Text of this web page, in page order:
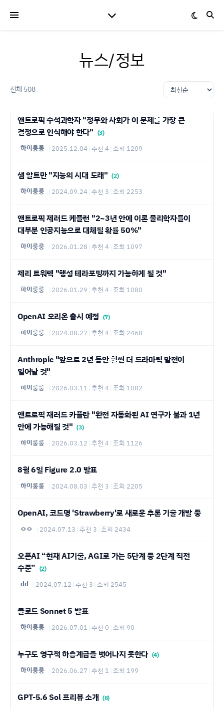
뉴스/정보
전체 508
앤트로픽 수석과학자 "정부와 사회가 이 문제를 가장 큰
결정으로 인식해야 한다" (3)
하이룽룽 2025.12.04 추천 4 조회 1209
샘 알트만 "지능의 시대 도래" (2)
하이룽룽 2024.09.24 추천 3 조회 2253
앤트로픽 제러드 케플런 "2~3년 안에 이론 물리학자들이
대부분 인공지능으로 대체될 확률 50%"
하이룽룽 2026.01.28 추천 4 조회 1097
제리 트워렉 "행성 테라포밍까지 가능하게 될 것"
하이룽룽 2026.01.29 추천 4 조회 1080
OpenAI 오리온 출시 예정 (7)
하이룽룽 2024.08.27 추천 4 조회 2468
Anthropic "앞으로 2년 동안 훨씬 더 드라마틱 발전이
일어날 것"
하이룽룽 2026.03.11 추천 4 조회 1082
앤트로픽 재러드 카플란 "완전 자동화된 AI 연구가 불과 1년
안에 가능해질 것" (3)
하이룽룽 2026.03.12 추천 4 조회 1126
8월 6일 Figure 2.0 발표
하이룽룽 2024.08.03 추천 3 조회 2205
OpenAI, 코드명 'Strawberry'로 새로운 추론 기술 개발 중
ㅇㅇ 2024.07.13 추천 3 조회 2434
오픈AI “현재 AI기술, AGI로 가는 5단계 중 2단계 직전
수준” (2)
dd 2024.07.12 추천 3 조회 2545
클로드 Sonnet 5 발표
하이룽룽 2026.07.01 추천 0 조회 90
누구도 영구적 하층계급을 벗어나지 못한다 (4)
하이룽룽 2026.06.27 추천 1 조회 199
GPT-5.6 Sol 프리뷰 소개 (8)